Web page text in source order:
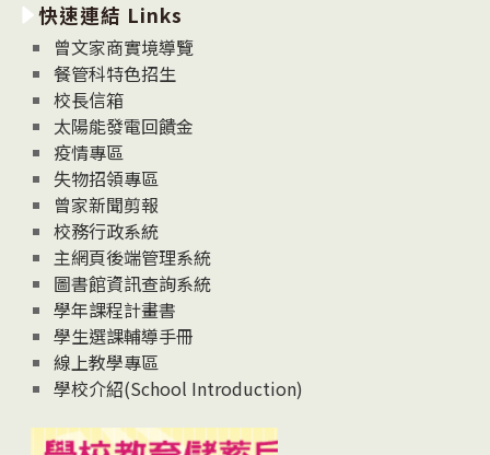
消
息
News
快速連結 Links
曾文家商實境導覽
餐管科特色招生
校長信箱
太陽能發電回饋金
疫情專區
失物招領專區
曾家新聞剪報
校務行政系統
主網頁後端管理系統
圖書館資訊查詢系統
學年課程計畫書
學生選課輔導手冊
線上教學專區
學校介紹(School Introduction)